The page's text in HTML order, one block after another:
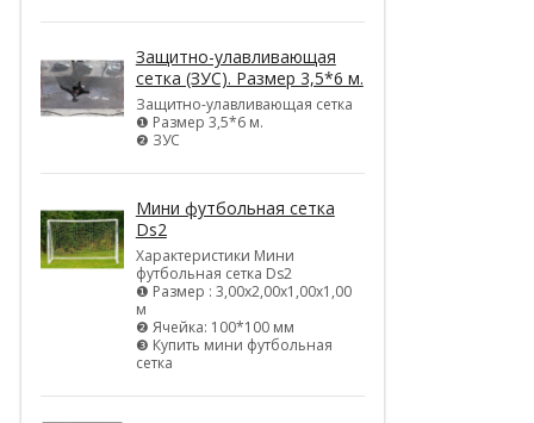
Защитно-улавливающая
сетка (ЗУС). Размер 3,5*6 м.
Защитно-улавливающая сетка
❶ Размер 3,5*6 м.
❷ ЗУС
Мини футбольная сетка
Ds2
Характеристики Мини
футбольная сетка Ds2
❶ Размер : 3,00х2,00х1,00х1,00
м
❷ Ячейка: 100*100 мм
❸ Купить мини футбольная
сетка